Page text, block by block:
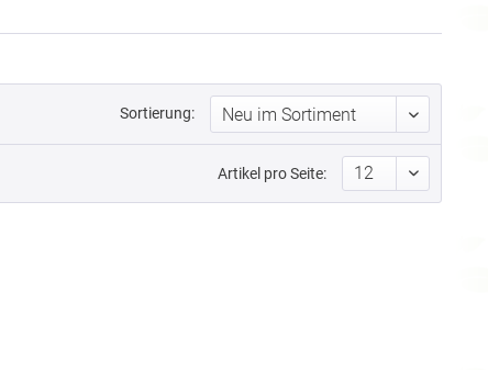
Sortierung:
Artikel pro Seite: